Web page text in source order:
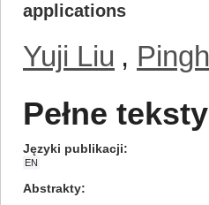
applications
Yuji Liu ,
Pełne
Języki publikacji
EN
Abstrakty